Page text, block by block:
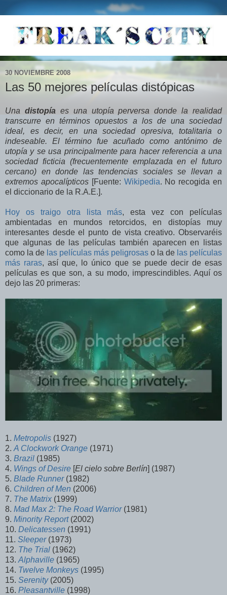
30 NOVIEMBRE 2008
Las 50 mejores películas distópicas
Una distopía es una utopía perversa donde la realidad
transcurre en términos opuestos a los de una sociedad
ideal, es decir, en una sociedad opresiva, totalitaria o
indeseable. El término fue acuñado como antónimo de
utopía y se usa principalmente para hacer referencia a una
sociedad ficticia (frecuentemente emplazada en el futuro
cercano) en donde las tendencias sociales se llevan a
extremos apocalípticos [Fuente: Wikipedia. No recogida en
el diccionario de la R.A.E.].
Hoy os traigo otra lista más, esta vez con películas
ambientadas en mundos retorcidos, en distopías muy
interesantes desde el punto de vista creativo. Observaréis
que algunas de las películas también aparecen en listas
como la de las películas más peligrosas o la de las películas
más raras, así que, lo único que se puede decir de esas
películas es que son, a su modo, imprescindibles. Aquí os
dejo las 20 primeras:
1. Metropolis (1927)
2. A Clockwork Orange (1971)
3. Brazil (1985)
4. Wings of Desire [El cielo sobre Berlín] (1987)
5. Blade Runner(1982)
6. Children of Men (2006)
7. The Matrix (1999)
8. Mad Max 2: The Road Warrior(1981)
9. Minority Report(2002)
10. Delicatessen (1991)
11. Sleeper(1973)
12. The Trial (1962)
13. Alphaville (1965)
14. Twelve Monkeys (1995)
15. Serenity(2005)
16. Pleasantville (1998)